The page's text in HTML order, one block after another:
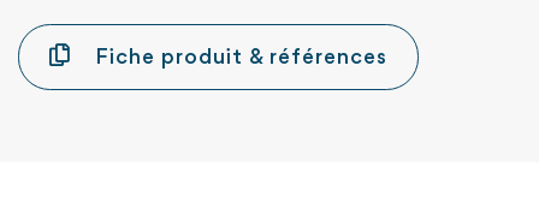
Fiche produit & références